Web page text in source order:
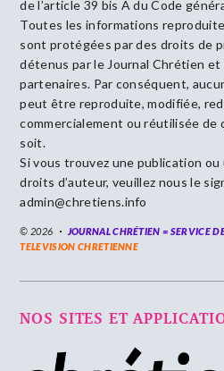
de l’article 39 bis A du Code
Toutes les informations
sont protégées par des droits de
détenus par le Journal Chrétien et
partenaires. Par conséquent,
peut être reproduite, modifiée,
commercialement ou réutilisée de
soit.
Si vous trouvez une publication ou
droits d’auteur, veuillez nous le
admin@chretiens.info
© 2026 JOURNAL CHRÉTIEN = SERVICE
TELEVISION CHRETIENNE
NOS SITES ET